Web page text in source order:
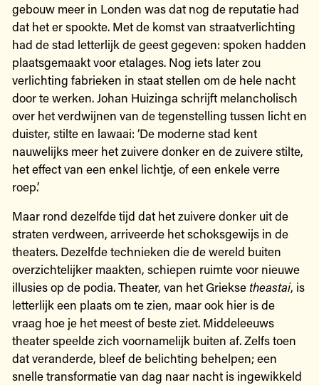
gebouw meer in Londen was dat nog de reputatie had
dat het er spookte. Met de komst van straatverlichting
had de stad letterlijk de geest gegeven: spoken hadden
plaatsgemaakt voor etalages. Nog iets later zou
verlichting fabrieken in staat stellen om de hele nacht
door te werken. Johan Huizinga schrijft melancholisch
over het verdwijnen van de tegenstelling tussen licht en
duister, stilte en lawaai: ‘De moderne stad kent
nauwelijks meer het zuivere donker en de zuivere stilte,
het effect van een enkel lichtje, of een enkele verre
roep.’
Maar rond dezelfde tijd dat het zuivere donker uit de
straten verdween, arriveerde het schoksgewijs in de
theaters. Dezelfde technieken die de wereld buiten
overzichtelijker maakten, schiepen ruimte voor nieuwe
illusies op de podia. Theater, van het Griekse theastai, is
letterlijk een plaats om te zien, maar ook hier is de
vraag hoe je het meest of beste ziet. Middeleeuws
theater speelde zich voornamelijk buiten af. Zelfs toen
dat veranderde, bleef de belichting behelpen; een
snelle transformatie van dag naar nacht is ingewikkeld